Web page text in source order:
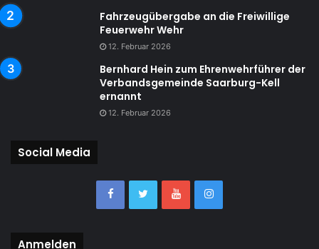
Fahrzeugübergabe an die Freiwillige
Feuerwehr Wehr
12. Februar 2026
Bernhard Hein zum Ehrenwehrführer der
Verbandsgemeinde Saarburg-Kell
ernannt
12. Februar 2026
Social Media
Anmelden